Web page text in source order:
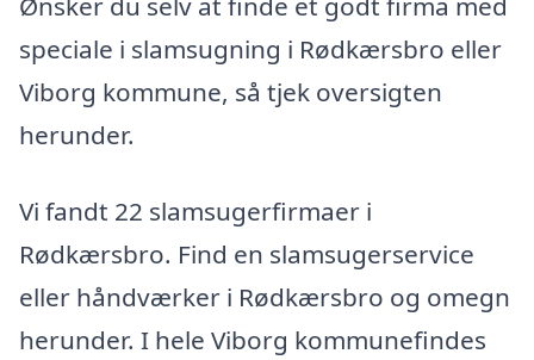
speciale i slamsugning i Rødkærsbro eller
Viborg kommune, så tjek oversigten
herunder.
Vi fandt 22 slamsugerfirmaer i
Rødkærsbro. Find en slamsugerservice
eller håndværker i Rødkærsbro og omegn
herunder. I hele Viborg kommunefindes